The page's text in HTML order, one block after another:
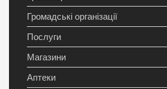
Громадські організації
Послуги
Магазини
Аптеки